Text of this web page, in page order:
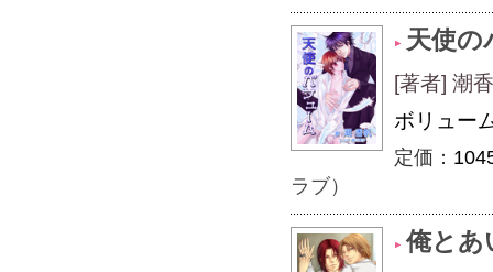
天使の
[著者] 潮
ボリュー
定価：
ラブ）
俺とあ